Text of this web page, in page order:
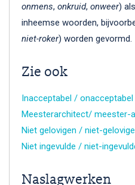
onmens, onkruid, onweer)
inheemse woorden,
niet-roker) worden gevormd.
Zie ook
Inacceptabel / onacceptabel
Meesterarchitect/ meester-
Niet gelovigen / niet-
Niet ingevulde / niet-
Naslagwerken